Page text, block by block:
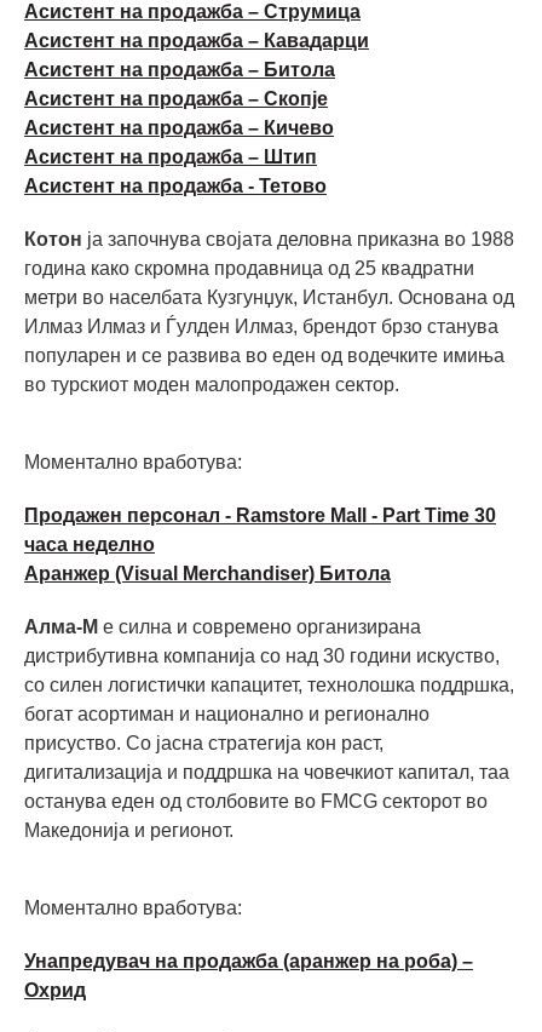
Асистент на продажба – Струмица
Асистент на продажба – Кавадарци
Асистент на продажба – Битола
Асистент на продажба – Скопје
Асистент на продажба – Кичево
Асистент на продажба – Штип
Асистент на продажба - Тетово
Котон ја започнува својата деловна приказна во 1988
година како скромна продавница од 25 квадратни
метри во населбата Кузгунџук, Истанбул. Основана од
Илмаз Илмаз и Ѓулден Илмаз, брендот брзо станува
популарен и се развива во еден од водечките имиња
во турскиот моден малопродажен сектор.
Моментално вработува:
Продажен персонал - Ramstore Mall - Part Time 30
часа неделно
Аранжер (Visual Merchandiser) Битола
Алма-М е силна и современо организирана
дистрибутивна компанија со над 30 години искуство,
со силен логистички капацитет, технолошка поддршка,
богат асортиман и национално и регионално
присуство. Со јасна стратегија кон раст,
дигитализација и поддршка на човечкиот капитал, таа
останува еден од столбовите во FMCG секторот во
Македонија и регионот.
Моментално вработува:
Унапредувач на продажба (аранжер на роба) –
Охрид